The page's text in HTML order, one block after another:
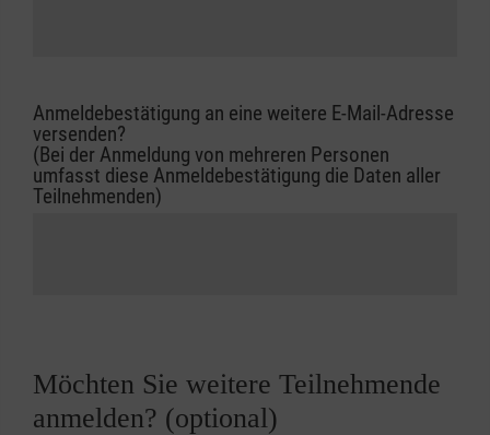
Anmeldebestätigung an eine weitere E-Mail-Adresse
versenden?
(Bei der Anmeldung von mehreren Personen
umfasst diese Anmeldebestätigung die Daten aller
Teilnehmenden)
Möchten Sie weitere Teilnehmende
anmelden? (optional)